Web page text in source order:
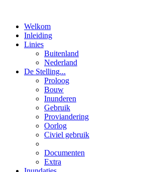
Welkom
Inleiding
Linies
Buitenland
Nederland
De Stelling...
Proloog
Bouw
Inunderen
Gebruik
Proviandering
Oorlog
Civiel gebruik
Documenten
Extra